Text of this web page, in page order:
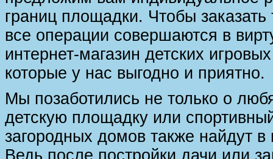
границ площадки. Чтобы
все операции совершаются в
интернет-магазин детских
которые у нас выгодно и приятно.
Мы позаботились не только о
детскую площадку или
загородных домов также найдут
Ведь после постройки дачи или